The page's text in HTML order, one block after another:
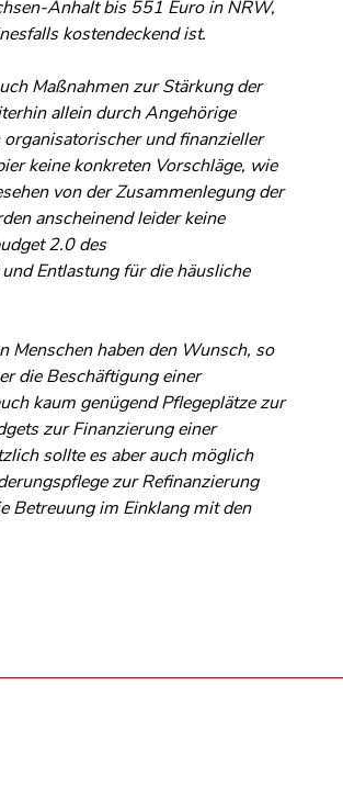
Anhalt bis 551 Euro in NRW,
kostendeckend ist.
Maßnahmen zur Stärkung der
allein durch Angehörige
und finanzieller
keine konkreten Vorschläge, wie
von der Zusammenlegung der
anscheinend leider keine
2.0 des
Entlastung für die häusliche
haben den Wunsch, so
die Beschäftigung einer
kaum genügend Pflegeplätze zur
zur Finanzierung einer
sollte es aber auch möglich
zur Refinanzierung
Betreuung im Einklang mit den